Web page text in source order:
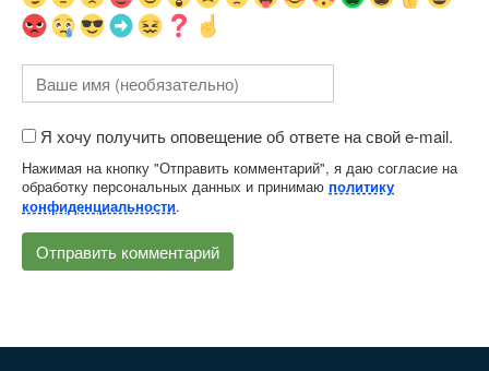
Я хочу получить оповещение об ответе на свой e-mail.
Нажимая на кнопку "Отправить комментарий", я даю согласие на
обработку персональных данных и принимаю политику
конфиденциальности.